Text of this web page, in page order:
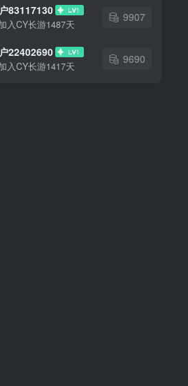
83117130
入CY长游1487天
9907
22402690
入CY长游1417天
9690